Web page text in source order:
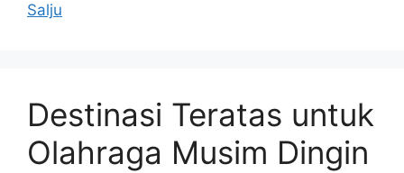
Salju
Destinasi Teratas untuk
Olahraga Musim Dingin